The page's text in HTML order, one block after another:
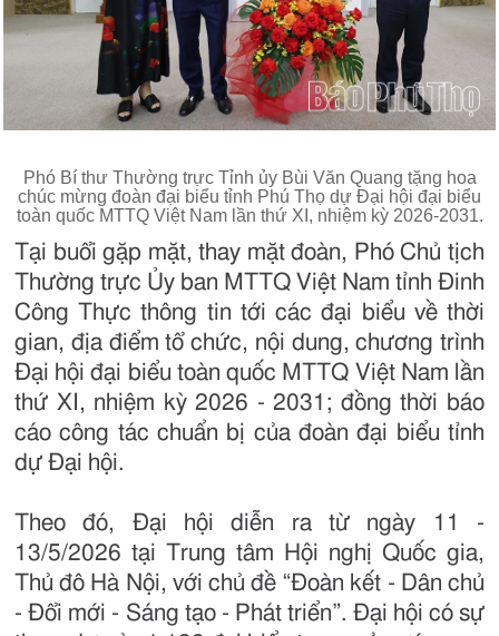
Phó Bí thư Thường trực Tỉnh ủy Bùi Văn Quang tặng hoa
chúc mừng đoàn đại biểu tỉnh Phú Thọ dự Đại hội đại biểu
toàn quốc MTTQ Việt Nam lần thứ XI, nhiệm kỳ 2026-2031.
Tại buổi gặp mặt, thay mặt đoàn, Phó Chủ tịch
Thường trực Ủy ban MTTQ Việt Nam tỉnh Đinh
Công Thực thông tin tới các đại biểu về thời
gian, địa điểm tổ chức, nội dung, chương trình
Đại hội đại biểu toàn quốc MTTQ Việt Nam lần
thứ XI, nhiệm kỳ 2026 - 2031; đồng thời báo
cáo công tác chuẩn bị của đoàn đại biểu tỉnh
dự Đại hội.
Theo đó, Đại hội diễn ra từ ngày 11 -
13/5/2026 tại Trung tâm Hội nghị Quốc gia,
Thủ đô Hà Nội, với chủ đề “Đoàn kết - Dân chủ
- Đổi mới - Sáng tạo - Phát triển”. Đại hội có sự